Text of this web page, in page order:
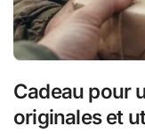
Cadeau pour
originales et